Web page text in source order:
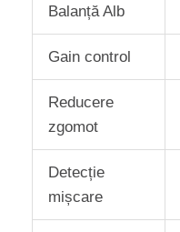
Balanță Alb
Gain control
Reducere
zgomot
Detecție
mișcare